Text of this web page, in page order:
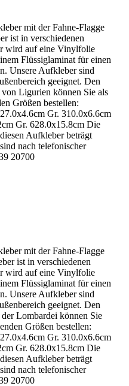
mit der Fahne-Flagge
ist in verschiedenen
wird auf eine Vinylfolie
Flüssiglaminat für einen
Unsere Aufkleber sind
geeignet. Den
Ligurien können Sie als
Größen bestellen:
Gr. 310.0x6.6cm
Gr. 628.0x15.8cm Die
Aufkleber beträgt
nach telefonischer
20700
mit der Fahne-Flagge
ist in verschiedenen
wird auf eine Vinylfolie
Flüssiglaminat für einen
Unsere Aufkleber sind
geeignet. Den
Lombardei können Sie
Größen bestellen:
Gr. 310.0x6.6cm
Gr. 628.0x15.8cm Die
Aufkleber beträgt
nach telefonischer
20700